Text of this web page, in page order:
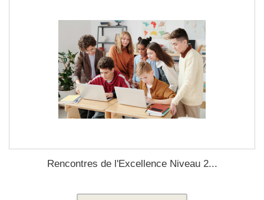
Rencontres de l'Excellence Niveau 2...